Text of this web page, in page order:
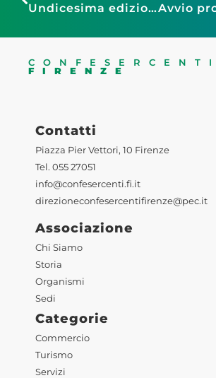
Undicesima edizione tourismA
CONFESERCENTI
FIRENZE
Contatti
Piazza Pier Vettori, 10 Firenze
Tel. 055 27051
info@confesercenti.fi.it
direzioneconfesercentifirenze@pec.it
Associazione
Chi Siamo
Storia
Organismi
Sedi
Categorie
Commercio
Turismo
Servizi